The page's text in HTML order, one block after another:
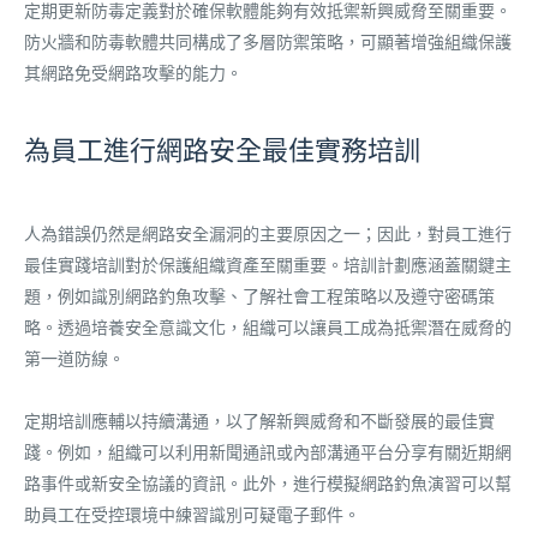
定期更新防毒定義對於確保軟體能夠有效抵禦新興威脅至關重要。
防火牆和防毒軟體共同構成了多層防禦策略，可顯著增強組織保護
其網路免受網路攻擊的能力。
為員工進行網路安全最佳實務培訓
人為錯誤仍然是網路安全漏洞的主要原因之一；因此，對員工進行
最佳實踐培訓對於保護組織資產至關重要。培訓計劃應涵蓋關鍵主
題，例如識別網路釣魚攻擊、了解社會工程策略以及遵守密碼策
略。透過培養安全意識文化，組織可以讓員工成為抵禦潛在威脅的
第一道防線。
定期培訓應輔以持續溝通，以了解新興威脅和不斷發展的最佳實
踐。例如，組織可以利用新聞通訊或內部溝通平台分享有關近期網
路事件或新安全協議的資訊。此外，進行模擬網路釣魚演習可以幫
助員工在受控環境中練習識別可疑電子郵件。